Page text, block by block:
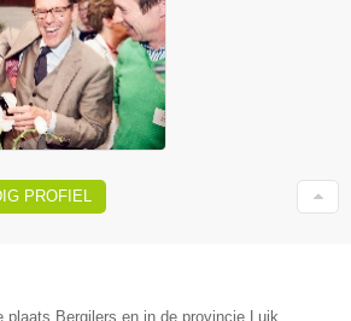
PROFIEL
plaats Bergilers en in de provincie Luik.